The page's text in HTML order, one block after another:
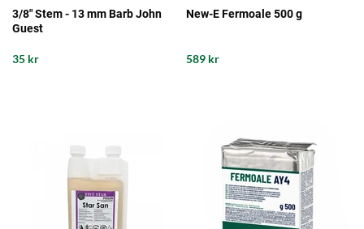
3/8" Stem - 13 mm Barb John
Guest
35 kr
New-E Fermoale 500 g
589 kr